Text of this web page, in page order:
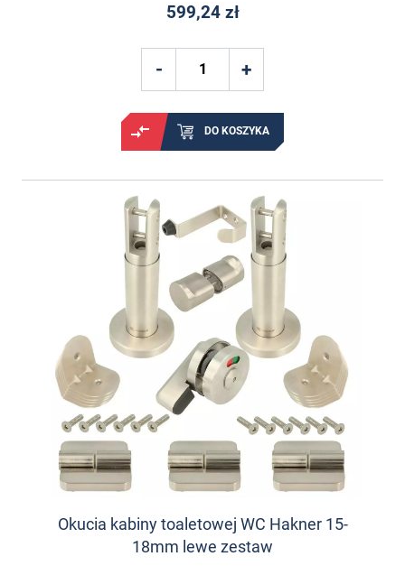
599,24 zł
DO KOSZYKA
Okucia kabiny toaletowej WC Hakner 15-
18mm lewe zestaw